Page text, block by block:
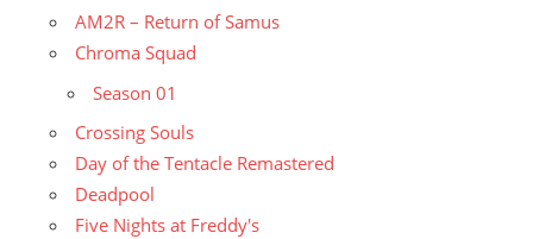
AM2R – Return of Samus
Chroma Squad
Season 01
Crossing Souls
Day of the Tentacle Remastered
Deadpool
Five Nights at Freddy's